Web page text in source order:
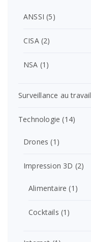
ANSSI (5)
CISA(2)
NSA (1)
Surveillance au travail
Technologie (14)
Drones (1)
Impression 3D (2)
Alimentaire (1)
Cocktails (1)